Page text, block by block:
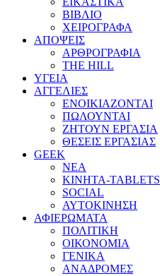
ΒΙΒΛΙΟ
ΧΕΙΡΟΓΡΑΦΑ
ΑΠΟΨΕΙΣ
ΑΡΘΡΟΓΡΑΦΙΑ
THE HILL
ΥΓΕΙΑ
ΑΓΓΕΛΙΕΣ
ΕΝΟΙΚΙΑΖΟΝΤΑΙ
ΠΩΛΟΥΝΤΑΙ
ΖΗΤΟΥΝ ΕΡΓΑΣΙΑ
ΘΕΣΕΙΣ ΕΡΓΑΣΙΑΣ
GEEK
ΝΕΑ
ΚΙΝΗΤΑ-TABLETS
SOCIAL
ΑΥΤΟΚΙΝΗΣΗ
ΑΦΙΕΡΩΜΑΤΑ
ΠΟΛΙΤΙΚΗ
ΟΙΚΟΝΟΜΙΑ
ΓΕΝΙΚΑ
ΑΝΑΔΡΟΜΕΣ